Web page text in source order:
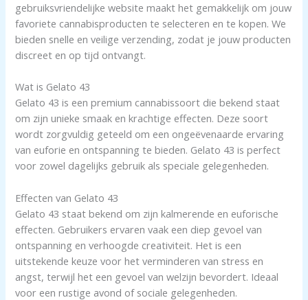
gebruiksvriendelijke website maakt het gemakkelijk om jouw
favoriete cannabisproducten te selecteren en te kopen. We
bieden snelle en veilige verzending, zodat je jouw producten
discreet en op tijd ontvangt.
Wat is Gelato 43
Gelato 43 is een premium cannabissoort die bekend staat
om zijn unieke smaak en krachtige effecten. Deze soort
wordt zorgvuldig geteeld om een ongeëvenaarde ervaring
van euforie en ontspanning te bieden. Gelato 43 is perfect
voor zowel dagelijks gebruik als speciale gelegenheden.
Effecten van Gelato 43
Gelato 43 staat bekend om zijn kalmerende en euforische
effecten. Gebruikers ervaren vaak een diep gevoel van
ontspanning en verhoogde creativiteit. Het is een
uitstekende keuze voor het verminderen van stress en
angst, terwijl het een gevoel van welzijn bevordert. Ideaal
voor een rustige avond of sociale gelegenheden.